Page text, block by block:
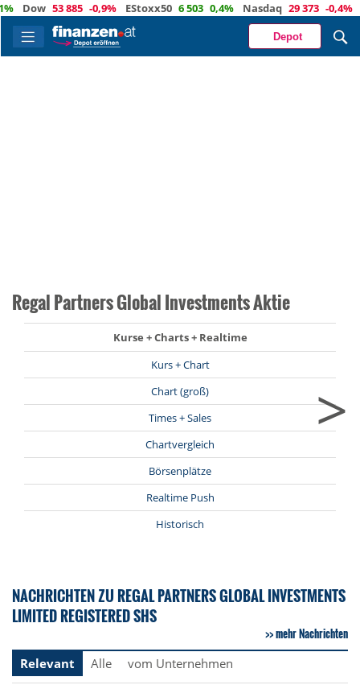
Dow 53 885 -0,9% EStoxx50 6 503 0,4% Nasdaq 29 373 -0,4% Öl
Depot
Regal Partners Global Investments Aktie
Kurse + Charts + Realtime
Kurs + Chart
Chart (groß)
Times + Sales
Chartvergleich
Börsenplätze
Realtime Push
Historisch
>
NACHRICHTEN ZU REGAL PARTNERS GLOBAL INVESTMENTS
LIMITED REGISTERED SHS
mehr Nachrichten
Relevant
Alle vom Unternehmen